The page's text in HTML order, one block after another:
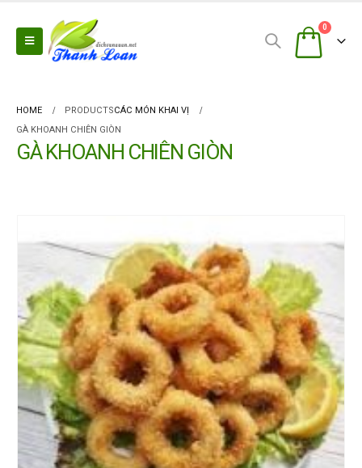
0
HOME PRODUCTSCÁC MÓN KHAI VỊ
GÀ KHOANH CHIÊN GIÒN
GÀ KHOANH CHIÊN GIÒN